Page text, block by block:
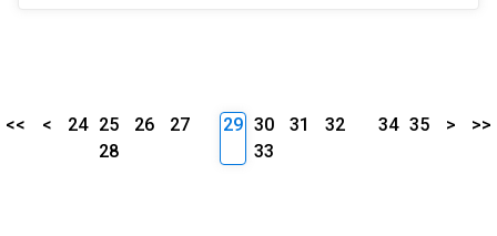
<< < 24 25 26
27
28
29 30 31
32
33
34 35 > >>